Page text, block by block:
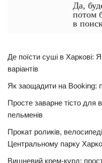
Да,
потом
в
Де поїсти суші в Харкові:
варіантів
Як заощадити на Booking:
Просте заварне тісто для
пельменів
Прокат роликів,
Центральному парку
Вишневий крем-курд: